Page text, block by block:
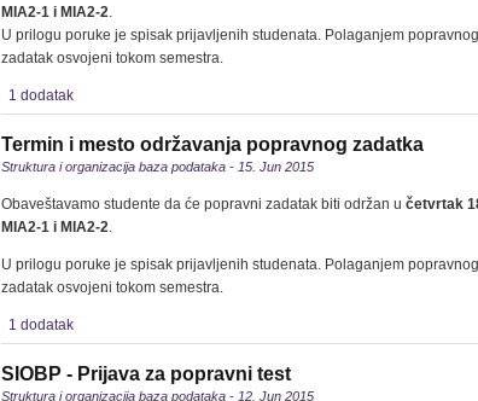
MIA2-1 i MIA2-2.
U prilogu poruke je spisak prijavljenih studenata. Polaganjem
zadatak osvojeni tokom semestra.
1 dodatak
Termin i mesto održavanja popravnog zadatka
Struktura i organizacija baza podataka - 15. Jun 2015
Obaveštavamo studente da će popravni zadatak biti održan u četvrtak
MIA2-1 i MIA2-2.
U prilogu poruke je spisak prijavljenih studenata. Polaganjem
zadatak osvojeni tokom semestra.
1 dodatak
SIOBP - Prijava za popravni test
Struktura i organizacija baza podataka - 12. Jun 2015